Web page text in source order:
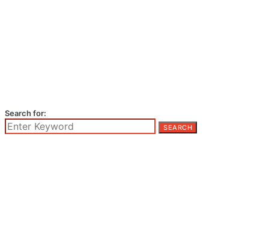
Search for:
SEARCH